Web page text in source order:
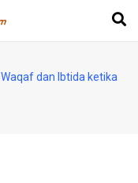
Waqaf dan Ibtida ketika